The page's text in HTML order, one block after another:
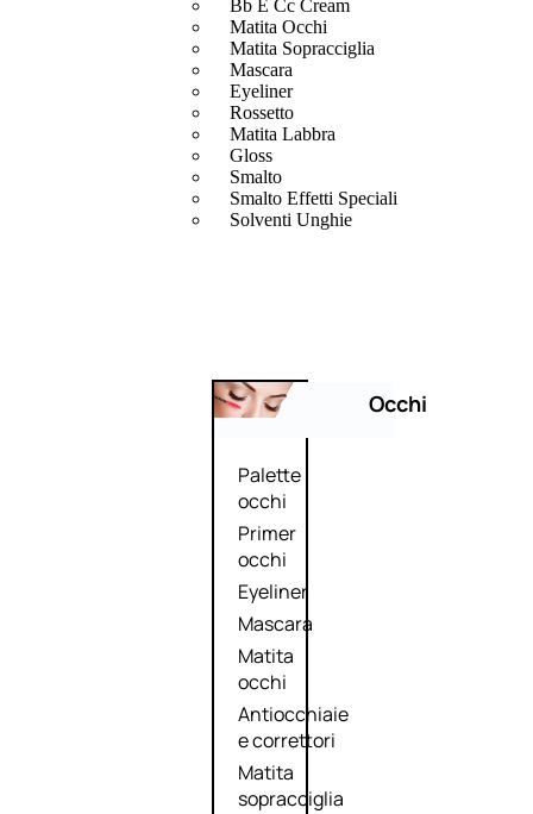
Bb E Cc Cream
Matita Occhi
Matita Sopracciglia
Mascara
Eyeliner
Rossetto
Matita Labbra
Gloss
Smalto
Smalto Effetti Speciali
Solventi Unghie
Occhi
Palette
occhi
Primer
occhi
Eyeliner
Mascara
Matita
occhi
Antiocchiaie
e correttori
Matita
sopracciglia